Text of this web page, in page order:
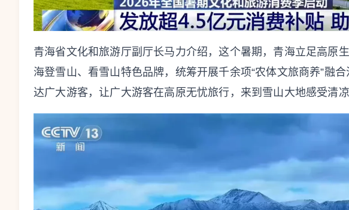
青海省文化和旅游厅副厅长马力介绍，这个暑期，青海立足高原
海登雪山、看雪山特色品牌，统筹开展千余项“农体文旅商养”融
达广大游客，让广大游客在高原无忧旅行，来到雪山大地感受清凉